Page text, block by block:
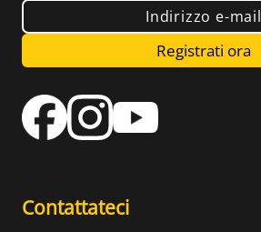
Indirizzo e-mail
Registrati ora
Contattateci